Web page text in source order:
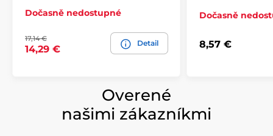
Dočasně nedostupné
17,14 €
14,29 €
Detail
Dočasně
8,57 €
Overené
našimi zákazníkmi